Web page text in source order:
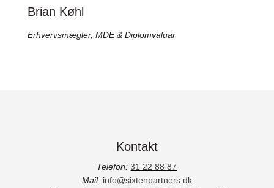
Brian Køhl
Erhvervsmægler, MDE & Diplomvaluar
Kontakt
Telefon: 31 22 88 87
Mail: info@sixtenpartners.dk